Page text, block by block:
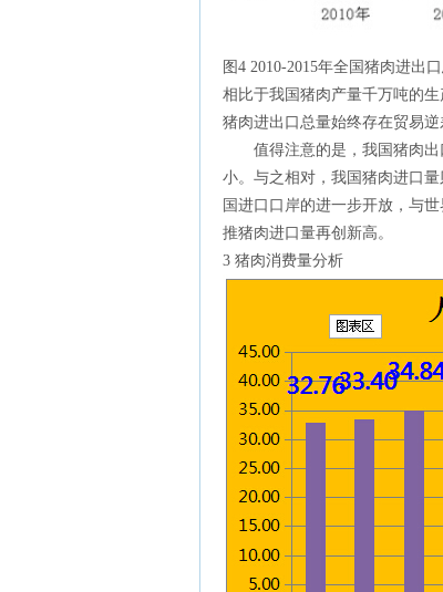
图4 2010-2015年全国猪肉进出
相比于我国猪肉产量千万吨的
猪肉进出口总量始终存在贸易逆
值得注意的是，我国猪肉出
小。与之相对，我国猪肉进口
国进口口岸的进一步开放，与
推猪肉进口量再创新高。
3 猪肉消费量分析